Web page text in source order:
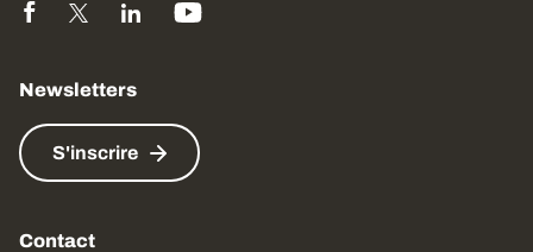
Newsletters
S'inscrire
Contact